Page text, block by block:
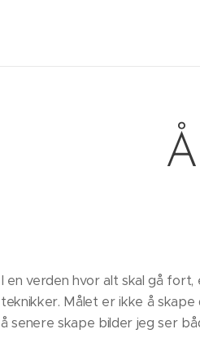
I en verden hvor alt skal gå
teknikker. Målet er ikke å
å senere skape bilder jeg ser